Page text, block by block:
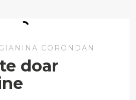
CORONDAN
doar